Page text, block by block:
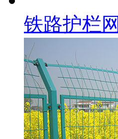
铁路护栏网